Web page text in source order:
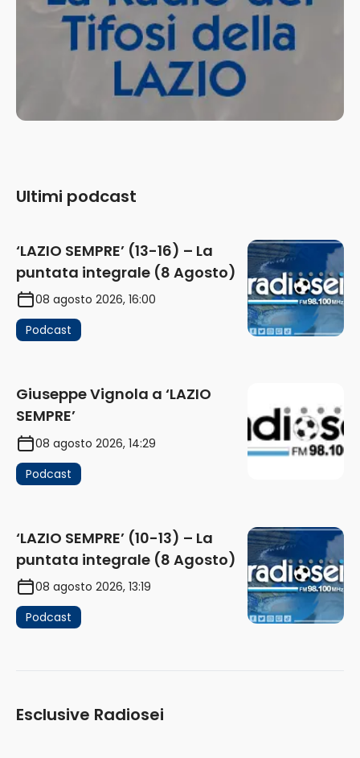
Ultimi podcast
‘LAZIO SEMPRE’ (13-16) – La
puntata integrale (8 Agosto)
08 agosto 2026, 16:00
Podcast
Giuseppe Vignola a ‘LAZIO
SEMPRE’
08 agosto 2026, 14:29
Podcast
‘LAZIO SEMPRE’ (10-13) – La
puntata integrale (8 Agosto)
08 agosto 2026, 13:19
Podcast
Esclusive Radiosei